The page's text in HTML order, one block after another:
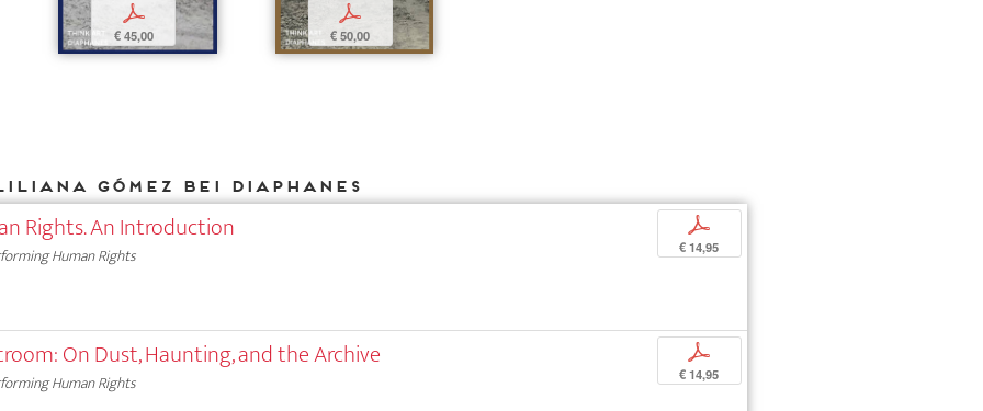
p
€ 45,00
p
€ 50,00
Gómez bei DIAPHANES
Rights. An Introduction
Human Rights
p
€ 14,95
On Dust, Haunting, and the Archive
Human Rights
p
€ 14,95